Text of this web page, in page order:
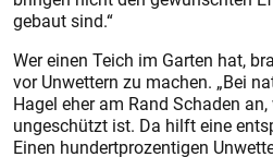
gebaut sind.“
Wer einen Teich im Garten hat,
vor Unwettern zu machen. „Bei
Hagel eher am Rand Schaden
ungeschützt ist. Da hilft eine
Einen hundertprozentigen